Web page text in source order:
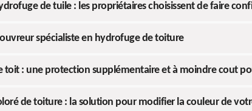
de tuile : les propriétaires choisissent de faire
spécialiste en hydrofuge de toiture
toit : une protection supplémentaire et à moindre cout
de toiture : la solution pour modifier la couleur de